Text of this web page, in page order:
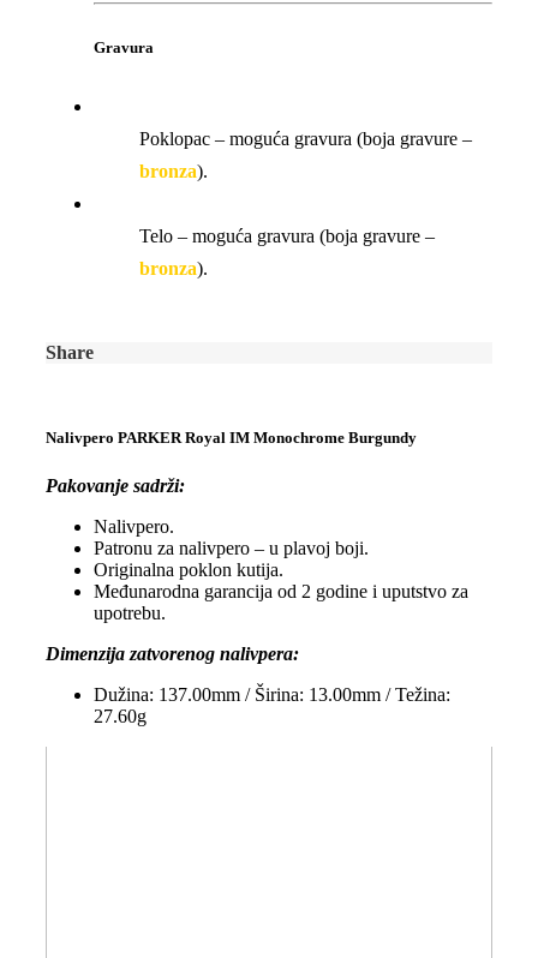
Gravura
Poklopac – moguća gravura (boja gravure –
bronza).
Telo – moguća gravura (boja gravure –
bronza).
Share
Nalivpero PARKER Royal IM Monochrome Burgundy
Pakovanje sadrži:
Nalivpero.
Patronu za nalivpero – u plavoj boji.
Originalna poklon kutija.
Međunarodna garancija od 2 godine i uputstvo za
upotrebu.
Dimenzija zatvorenog nalivpera:
Dužina: 137.00mm / Širina: 13.00mm / Težina:
27.60g